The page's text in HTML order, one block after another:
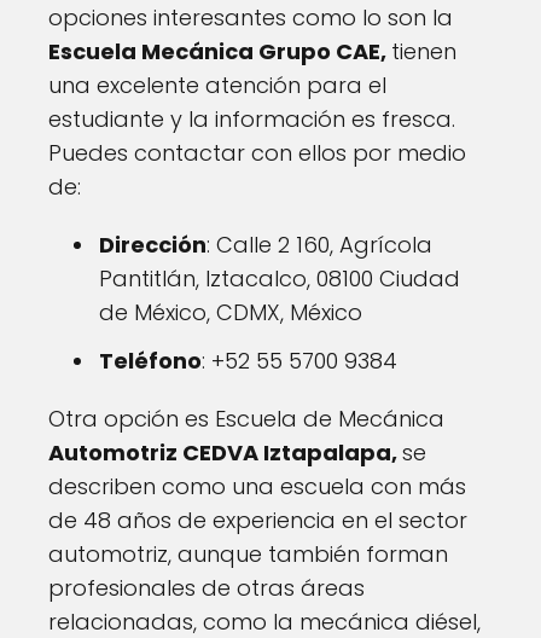
opciones interesantes como lo son la
Escuela Mecánica Grupo CAE, tienen
una excelente atención para el
estudiante y la información es fresca.
Puedes contactar con ellos por medio
de:
Dirección: Calle 2 160, Agrícola
Pantitlán, Iztacalco, 08100 Ciudad
de México, CDMX, México
Teléfono: +52 55 5700 9384
Otra opción es Escuela de Mecánica
Automotriz CEDVA Iztapalapa,se
describen como una escuela con más
de 48 años de experiencia en el sector
automotriz, aunque también forman
profesionales de otras áreas
relacionadas, como la mecánica diésel,